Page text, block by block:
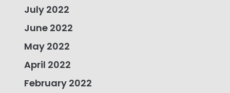
July 2022
June 2022
May 2022
April 2022
February 2022